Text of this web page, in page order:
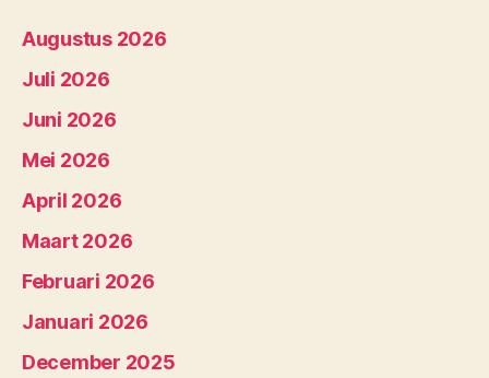
Augustus 2026
Juli 2026
Juni 2026
Mei 2026
April 2026
Maart 2026
Februari 2026
Januari 2026
December 2025